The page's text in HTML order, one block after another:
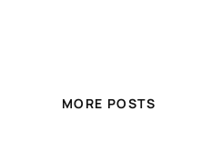
MORE POSTS